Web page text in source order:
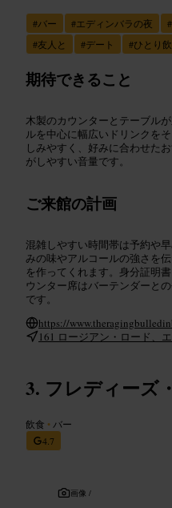
#バー #エディンバラの夜 #
#友人と #デート #ひとり
期待できること
木製のカウンターとテーブル
ルを中心に幅広いドリンクを
しみやすく、好みに合わせた
がしやすい音量です。
ご来館の計画
混雑しやすい時間帯は予約や
みの味やアルコールの強さを
を作ってくれます。身分証明
ウンター席はバーテンダーと
です。
https://
161 ロージアン・ロード、
フレディーズ
飲食 • バー
4.7
画像 /